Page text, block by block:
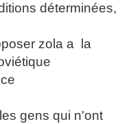
déterminées,
zola a la
gens qui n'ont